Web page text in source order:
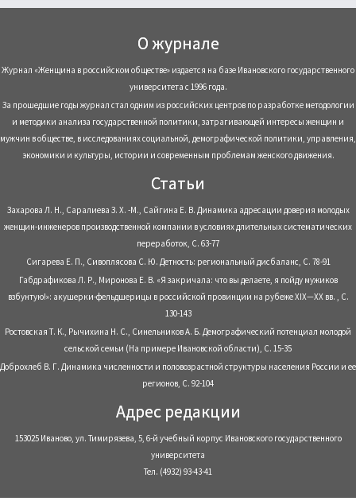
О журнале
Журнал «Женщина в российском обществе» издается на базе Ивановского государственного
университета с 1996 года.
За прошедшие годы журнал стал одним из российских центров по разработке методологии
и методики анализа государственной политики, затрагивающей интересы женщин и
мужчин в обществе, в исследованиях социальной, демографической политики, управления,
экономики и культуры, истории и современным проблемам женского движения.
Статьи
Захарова Л. Н., Саралиева З. Х. -М., Сайгина Е. В. Динамика адресации доверия молодых
женщин-инженеров производственной компании в условиях длительных систематических
переработок, С. 63-77
Сигарева Е. П., Сивоплясова С. Ю. Детность: региональный дисбаланс, С. 78-91
Габдрафикова Л. Р., Миронова Е. В. «Я закричала: что вы делаете, я пойду мужиков
взбунтую!»: акушерки-фельдшерицы в российской провинции на рубеже XIX—XX вв. , С.
130-143
Ростовская Т. К., Рычихина Н. С., Синельников А. Б. Демографический потенциал молодой
сельской семьи (На примере Ивановской области), С. 15-35
Доброхлеб В. Г. Динамика численности и половозрастной структуры населения России и ее
регионов, С. 92-104
Адрес редакции
153025 Иваново, ул. Тимирязева, 5, 6-й учебный корпус Ивановского государственного
университета
Тел. (4932) 93-43-41